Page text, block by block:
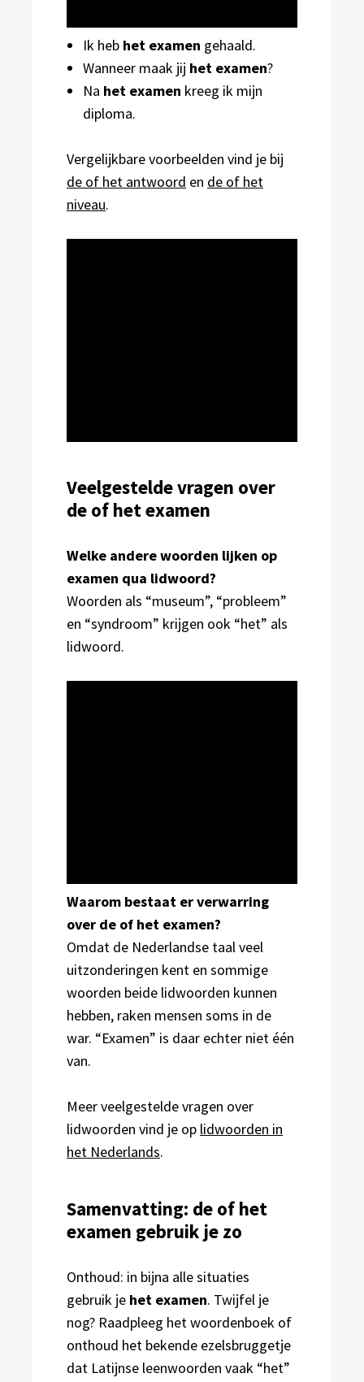
Ik heb het examen gehaald.
Wanneer maak jij het examen?
Na het examen kreeg ik mijn
diploma.
Vergelijkbare voorbeelden vind je bij
de of het antwoord en de of het
niveau.
Veelgestelde vragen over
de of het examen
Welke andere woorden lijken op
examen qua lidwoord?
Woorden als “museum”, “probleem”
en “syndroom” krijgen ook “het” als
lidwoord.
Waarom bestaat er verwarring
over de of het examen?
Omdat de Nederlandse taal veel
uitzonderingen kent en sommige
woorden beide lidwoorden kunnen
hebben, raken mensen soms in de
war. “Examen” is daar echter niet één
van.
Meer veelgestelde vragen over
lidwoorden vind je op lidwoorden in
het Nederlands.
Samenvatting: de of het
examen gebruik je zo
Onthoud: in bijna alle situaties
gebruik je het examen. Twijfel je
nog? Raadpleeg het woordenboek of
onthoud het bekende ezelsbruggetje
dat Latijnse leenwoorden vaak “het”